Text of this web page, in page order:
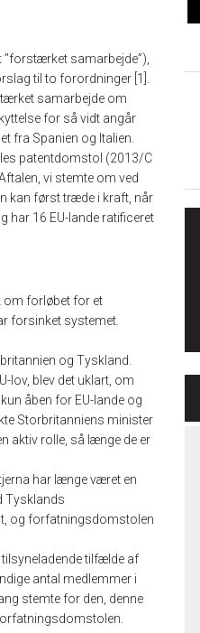
samarbejde”),
til to forordninger [1].
samarbejde om
for så vidt angår
fra Spanien og Italien.
patentdomstol (2013/C
vi stemte om ved
kan først træde i kraft, når
har 16 EU-lande ratificeret
om forløbet for et
forsinket systemet.
og Tyskland.
lov, blev det uklart, om
åben for EU-lande og
Storbritanniens minister
aktiv rolle, så længe de er
har længe været en
Tysklands
og forfatningsdomstolen
tilfælde af
antal medlemmer i
stemte for den, denne